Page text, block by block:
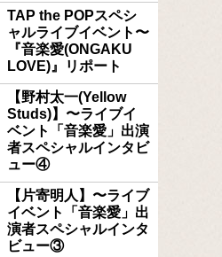
TAP the POPスペシ
ャルライブイベント〜
『音楽愛(ONGAKU
LOVE)』リポート
【野村太一(Yellow
Studs)】〜ライブイ
ベント「音楽愛」出演
者スペシャルインタビ
ュー④
【片寄明人】〜ライブ
イベント「音楽愛」出
演者スペシャルインタ
ビュー③